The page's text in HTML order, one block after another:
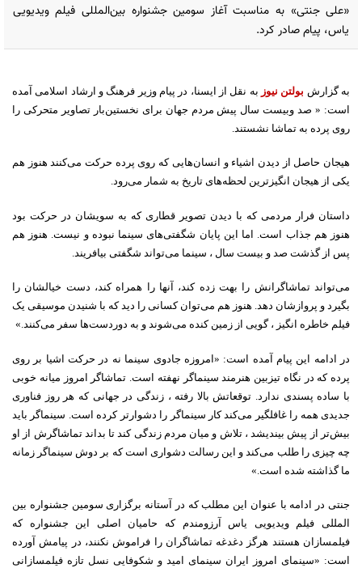
«علی جنتی» به مناسبت آغاز سومین جشنواره بین‌المللی فیلم ویدیویی
یاس، پیام صادر کرد.
به گزارش بولتن نیوز به نقل از ایسنا، در پیام وزیر فرهنگ و ارشاد اسلامی آمده
است: « صد وبیست سال پیش مردم جهان برای نخستین‌بار تصاویر متحرکی را
روی پرده به تماشا نشستند.
هیجان حاصل از دیدن اشیاء و انسان‌هایی که روی پرده حرکت می‌کنند هنوز هم
یکی از هیجان انگیزترین لحظه‌های تاریخ به شمار می‌رود.
داستان فرار مردمی که با دیدن تصویر قطاری که به سویشان در حرکت بود
هنوز هم جذاب است. اما این پایان شگفتی‌های سینما نبوده و نیست. هنوز هم
پس از گذشت صد و بیست سال ، سینما می‌تواند شگفتی بیافریند.
می‌تواند تماشاگرانش را بهت زده کند، آنها را همراه کند، دست خیالشان را
بگیرد و پروازشان دهد. هنوز هم می‌توان کسانی را دید که با شنیدن موسیقی یک
فیلم خاطره انگیز ، گویی از زمین کنده می‌شوند و به دوردست‌ها سفر می‌کنند.»
در ادامه این پیام آمده است: «امروزه جادوی سینما نه در حرکت اشیا بر روی
پرده که در نگاه تیزبین هنرمند سینماگر نهفته است. تماشاگر امروز میانه خوبی
با ساده پسندی ندارد. توقعاتش بالا رفته ، زندگی در جهانی که هر روز فناوری
جدیدی همه را غافلگیر می‌کند کار سینماگر را دشوارتر کرده است. سینماگر باید
بیش‌تر از پیش بیندیشد ، تلاش و میان مردم زندگی کند تا بداند تماشاگرش از او
چه چیزی را طلب می‌کند و این رسالت دشواری است که بر دوش سینماگر زمانه
ما گذاشته شده است.»
جنتی در ادامه با عنوان این مطلب که در آستانه برگزاری سومین جشنواره بین
المللی فیلم ویدیویی یاس آرزومندم که حامیان اصلی این جشنواره که
فیلمسازان هستند هرگز دغدغه تماشاگران را فراموش نکنند، در پیامش آورده
است: «سینمای امروز ایران سینمای امید و شکوفایی نسل تازه فیلمسازانی